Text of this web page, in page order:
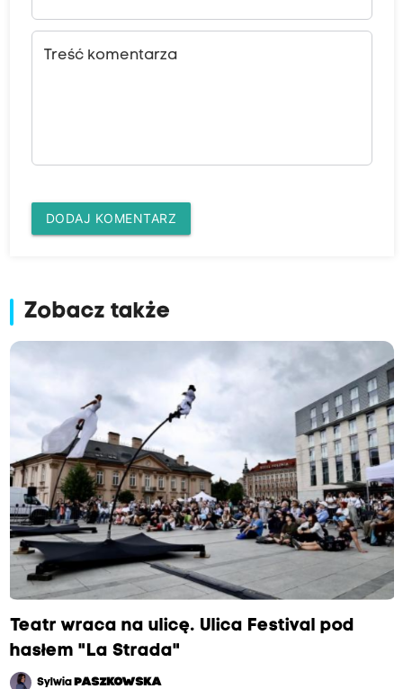
Treść komentarza
DODAJ KOMENTARZ
Zobacz także
Teatr wraca na ulicę. Ulica Festival pod
hasłem "La Strada"
Sylwia PASZKOWSKA